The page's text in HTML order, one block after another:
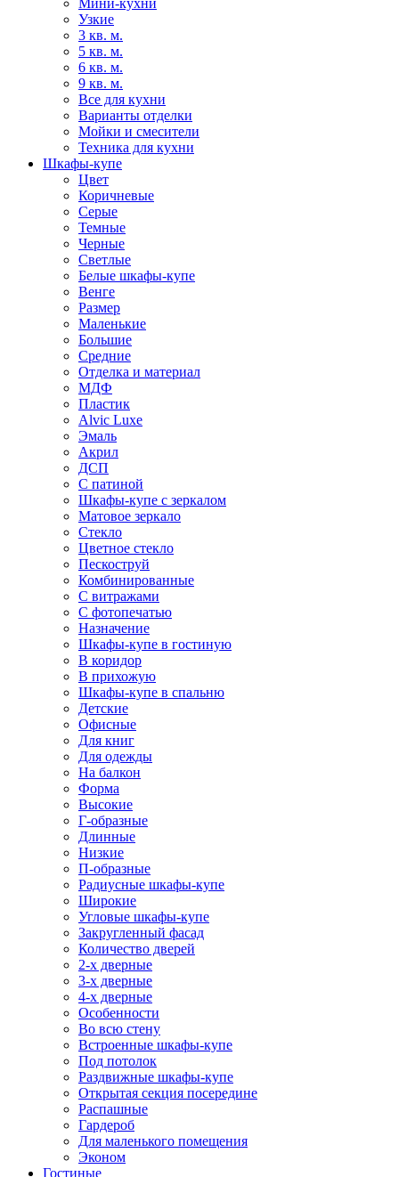
Мини-кухни
Узкие
3 кв. м.
5 кв. м.
6 кв. м.
9 кв. м.
Все для кухни
Варианты отделки
Мойки и смесители
Техника для кухни
Шкафы-купе
Цвет
Коричневые
Серые
Темные
Черные
Светлые
Белые шкафы-купе
Венге
Размер
Маленькие
Большие
Средние
Отделка и материал
МДФ
Пластик
Alvic Luxe
Эмаль
Акрил
ДСП
С патиной
Шкафы-купе с зеркалом
Матовое зеркало
Стекло
Цветное стекло
Пескоструй
Комбинированные
С витражами
С фотопечатью
Назначение
Шкафы-купе в гостиную
В коридор
В прихожую
Шкафы-купе в спальню
Детские
Офисные
Для книг
Для одежды
На балкон
Форма
Высокие
Г-образные
Длинные
Низкие
П-образные
Радиусные шкафы-купе
Широкие
Угловые шкафы-купе
Закругленный фасад
Количество дверей
2-х дверные
3-х дверные
4-х дверные
Особенности
Во всю стену
Встроенные шкафы-купе
Под потолок
Раздвижные шкафы-купе
Открытая секция посередине
Распашные
Гардероб
Для маленького помещения
Эконом
Гостиные